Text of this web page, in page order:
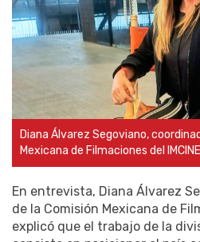
Diana Álvarez Segoviano,
Mexicana de Filmaciones del IMCINE
En entrevista, Diana Álvarez
de la Comisión Mexicana de
explicó que el trabajo de la